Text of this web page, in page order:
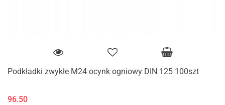
Podkładki zwykłe M24 ocynk ogniowy DIN 125 100szt
96.50